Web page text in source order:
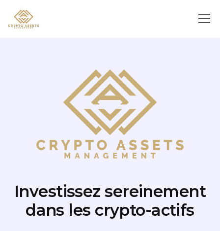
Investissez sereinement
dans les crypto-actifs